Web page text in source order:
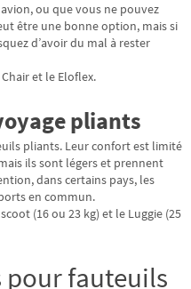
ou que vous ne pouvez
être une bonne option, mais si
d’avoir du mal à rester
et le Eloflex.
pliants
pliants. Leur confort est limité
ils sont légers et prennent
dans certains pays, les
en commun.
(16 ou 23 kg) et le Luggie (25
pour fauteuils